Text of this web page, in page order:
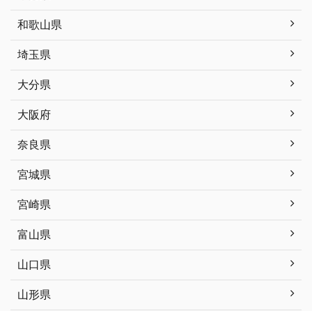
和歌山県
埼玉県
大分県
大阪府
奈良県
宮城県
宮崎県
富山県
山口県
山形県